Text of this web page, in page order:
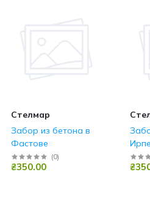
Стелмар
Забор из бетона в
Фастове
(0)
₴350.00